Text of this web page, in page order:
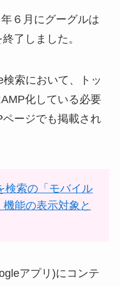
６月にグーグルは
了しました。
索において、トッ
化している必要
ージでも掲載され
検索の「モバイル
能の表示対象と
アプリ)にコンテ